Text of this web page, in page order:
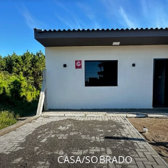
CASA/SOBRADO